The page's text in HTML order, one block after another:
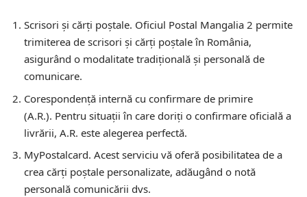
Scrisori și cărți poștale. Oficiul Postal Mangalia 2 permite
trimiterea de scrisori și cărți poștale în România,
asigurând o modalitate tradițională și personală de
comunicare.
Corespondență internă cu confirmare de primire
(A.R.). Pentru situații în care doriți o confirmare oficială a
livrării, A.R. este alegerea perfectă.
MyPostalcard. Acest serviciu vă oferă posibilitatea de a
crea cărți poștale personalizate, adăugând o notă
personală comunicării dvs.